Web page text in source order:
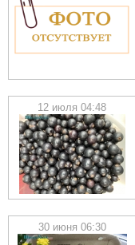
12 июля 04:48
30 июня 06:30